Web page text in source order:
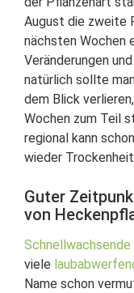
August die zweite
nächsten Wochen
Veränderungen
natürlich sollte
dem Blick
Wochen zum Teil
regional kann
wieder
Guter
von
viele
Name schon